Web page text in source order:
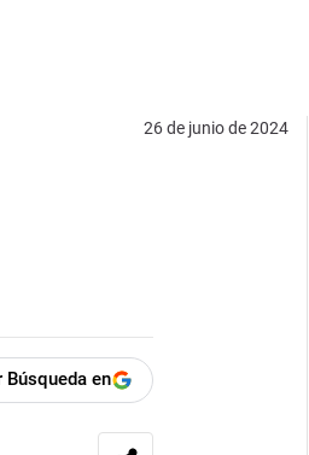
26 de junio de 2024
Búsqueda en